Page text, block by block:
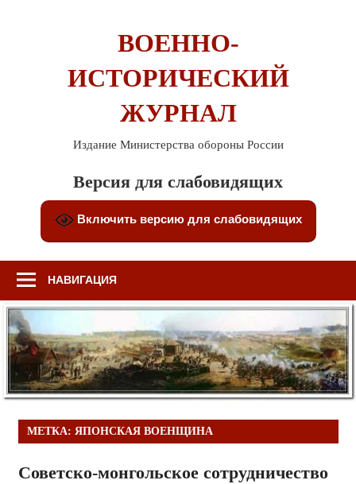
ВОЕННО-
ИСТОРИЧЕСКИЙ
ЖУРНАЛ
Издание Министерства обороны России
Версия для слабовидящих
Включить версию для слабовидящих
НАВИГАЦИЯ
МЕТКА: ЯПОНСКАЯ ВОЕНЩИНА
Советско-монгольское сотрудничество